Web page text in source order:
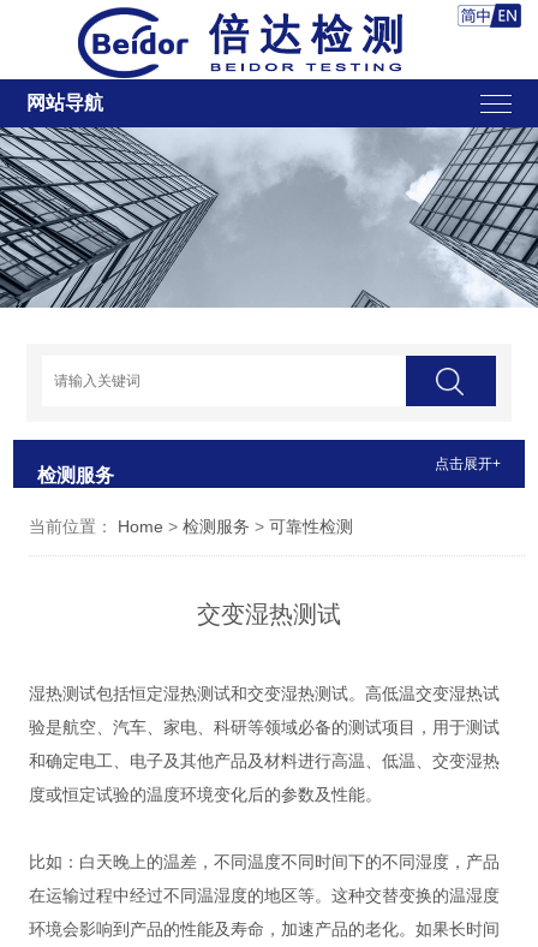
网站导航
检测服务
点击展开+
当前位置： Home > 检测服务 > 可靠性检测
交变湿热测试
湿热测试包括恒定湿热测试和交变湿热测试。高低温交变湿热试
验是航空、汽车、家电、科研等领域必备的测试项目，用于测试
和确定电工、电子及其他产品及材料进行高温、低温、交变湿热
度或恒定试验的温度环境变化后的参数及性能。
比如：白天晚上的温差，不同温度不同时间下的不同湿度，产品
在运输过程中经过不同温湿度的地区等。这种交替变换的温湿度
环境会影响到产品的性能及寿命，加速产品的老化。如果长时间